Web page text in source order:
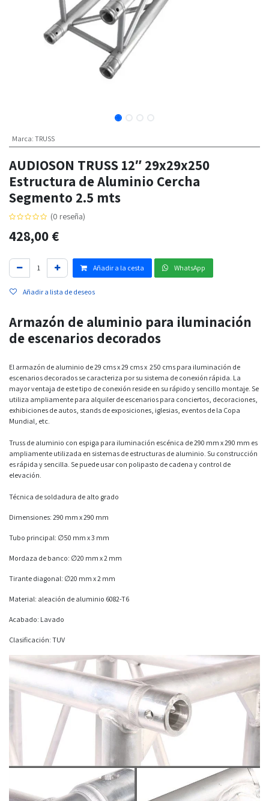
AUDIOSON TRUSS 12″ 29x29x250
Estructura de Aluminio Cercha
Segmento 2.5 mts
(0 reseña)
Armazón de aluminio para iluminación
de escenarios decorados
El armazón de aluminio de 29 cms x 29 cms x 250 cms para iluminación de
escenarios decorados se caracteriza por su sistema de conexión rápida. La
mayor ventaja de este tipo de conexión reside en su rápido y sencillo montaje. Se
utiliza ampliamente para alquiler de escenarios para conciertos, decoraciones,
exhibiciones de autos, stands de exposiciones, iglesias, eventos de la Copa
Mundial, etc.
Truss de aluminio con espiga para iluminación escénica de 290 mm x 290 mm es
ampliamente utilizada en sistemas de estructuras de aluminio. Su construcción
es rápida y sencilla. Se puede usar con polipasto de cadena y control de
elevación.
Técnica de soldadura de alto grado
Dimensiones: 290 mm x 290 mm
Tubo principal: ∅50 mm x 3 mm
Mordaza de banco: ∅20 mm x 2 mm
Tirante diagonal: ∅20 mm x 2 mm
Material: aleación de aluminio 6082-T6
Acabado: Lavado
Clasificación: TUV
428,00€
Añadir a la cesta WhatsApp
Añadir a lista de deseos
Marca: TRUSS